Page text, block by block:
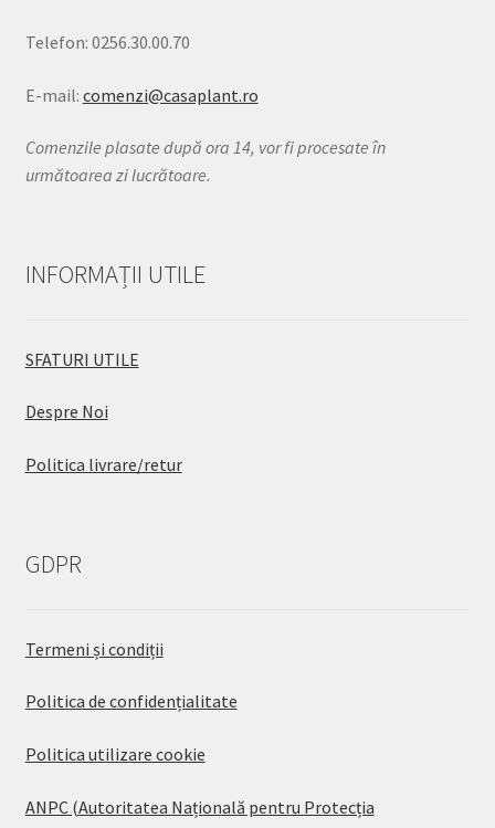
Telefon: 0256.30.00.70
E-mail: comenzi@casaplant.ro
Comenzile plasate după ora 14, vor fi procesate în
următoarea zi lucrătoare.
INFORMAȚII UTILE
SFATURI UTILE
Despre Noi
Politica livrare/retur
GDPR
Termeni și condiții
Politica de confidențialitate
Politica utilizare cookie
ANPC (Autoritatea Națională pentru Protecția